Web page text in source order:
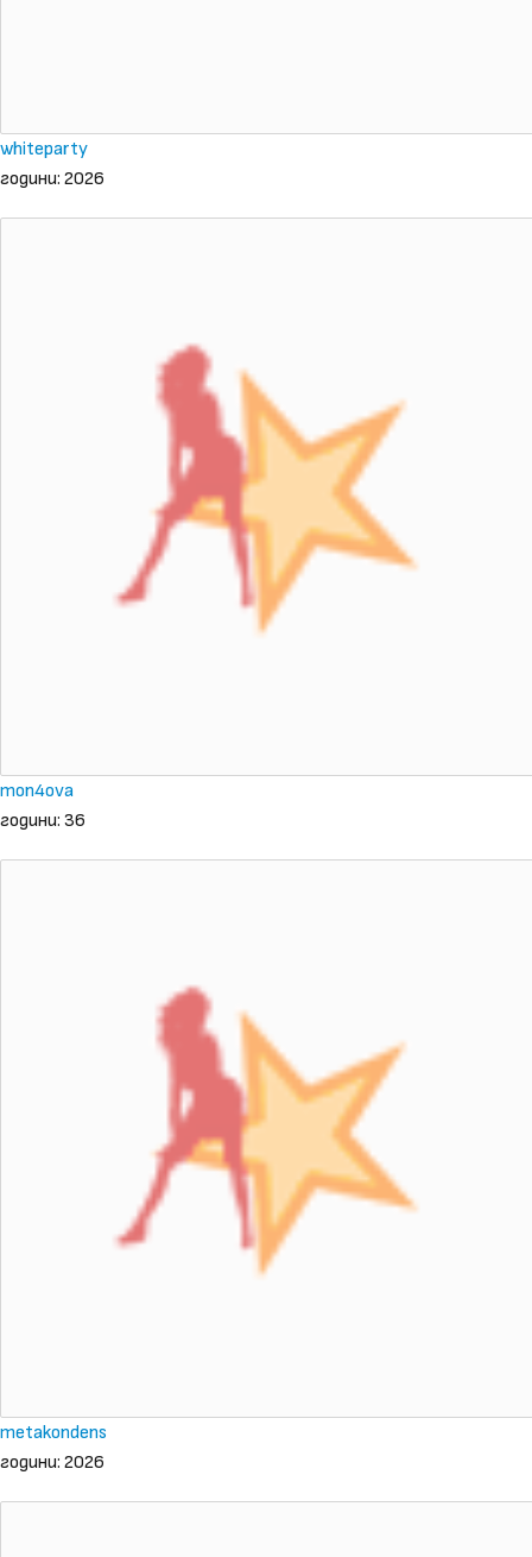
whiteparty
години: 2026
mon4ova
години: 36
metakondens
години: 2026